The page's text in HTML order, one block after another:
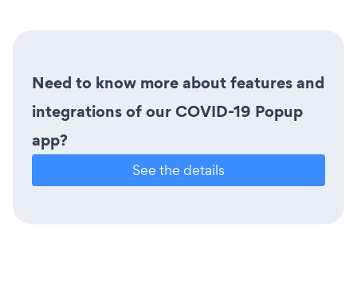
Need to know more about features and
integrations of our COVID-19 Popup
app?
See the details